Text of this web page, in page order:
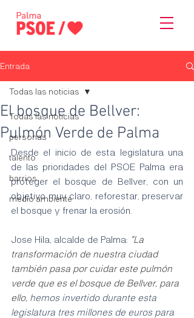
Entrada
Todas las noticias
personas
talento
barrios
medio ambiente
Todas las noticias
El bosque de Bellver:
Pulmón Verde de Palma
Desde el inicio de esta legislatura una
de las prioridades del PSOE Palma era
proteger el bosque de Bellver, con un
objetivo muy claro, reforestar, preservar
el bosque y frenar la erosión.
Jose Hila, alcalde de Palma: "La
transformación de nuestra ciudad
también pasa por cuidar este pulmón
verde que es el bosque de Bellver, para
ello, hemos invertido durante esta
legislatura tres millones de euros para